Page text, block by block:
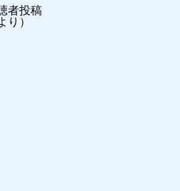
者投稿
り）